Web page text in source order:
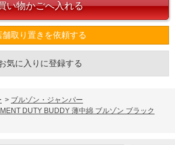
舗取り置きを依頼する
気に入りに登録する
> ブルゾン・ジャンパー
DUTY BUDDY 薄中綿 ブルゾン ブラック